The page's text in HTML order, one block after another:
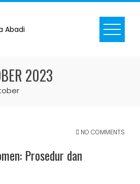
2023
NO COMMENTS
Prosedur dan